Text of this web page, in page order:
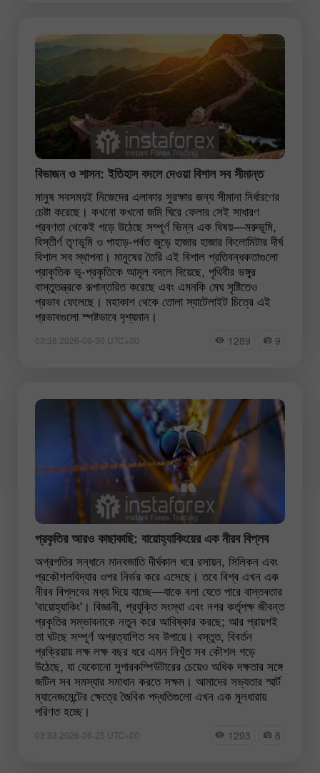
বিভাজন ও শাসন: ইতিহাস বদলে দেওয়া বিশাল সব সীমান্ত
মানুষ সবসময়ই নিজেদের এলাকার সুরক্ষার জন্য সীমানা নির্ধারণের
চেষ্টা করেছে। কখনো কখনো জমি ঘিরে ফেলার সেই সাধারণ
প্রবণতা থেকেই গড়ে উঠেছে সম্পূর্ণ ভিন্ন এক বিষয়—মরুভূমি,
বিস্তীর্ণ তৃণভূমি ও পাহাড়-পর্বত জুড়ে হাজার হাজার কিলোমিটার দীর্ঘ
বিশাল সব স্থাপনা। মানুষের তৈরি এই বিশাল প্রতিবন্ধকতাগুলো
প্রাকৃতিক ভূ-প্রকৃতিকে আমূল বদলে দিয়েছে, পৃথিবীর ভঙ্গুর
বাস্তুতন্ত্রকে রূপান্তরিত করেছে এবং এমনকি মেঘ সৃষ্টিতেও
প্রভাব ফেলেছে। মহাকাশ থেকে তোলা স্যাটেলাইট চিত্রে এই
প্রভাবগুলো স্পষ্টভাবে দৃশ্যমান।
03:38 2026-06-30 UTC+00 1289 9
প্রকৃতির আরও কাছাকাছি: বায়োহ্যাকিংয়ের এক নীরব বিপ্লব
অগ্রগতির সন্ধানে মানবজাতি দীর্ঘকাল ধরে রসায়ন, সিলিকন এবং
প্রকৌশলবিদ্যার ওপর নির্ভর করে এসেছে। তবে বিশ্ব এখন এক
নীরব বিপ্লবের মধ্য দিয়ে যাচ্ছে—যাকে বলা যেতে পারে বাস্তবতার
'বায়োহ্যাকিং'। বিজ্ঞানী, প্রযুক্তি সংস্থা এবং নগর কর্তৃপক্ষ জীবন্ত
প্রকৃতির সম্ভাবনাকে নতুন করে আবিষ্কার করছে; আর প্রায়শই
তা ঘটছে সম্পূর্ণ অপ্রত্যাশিত সব উপায়ে। বস্তুত, বিবর্তন
প্রক্রিয়ায় লক্ষ লক্ষ বছর ধরে এমন নিখুঁত সব কৌশল গড়ে
উঠেছে, যা যেকোনো সুপারকম্পিউটারের চেয়েও অধিক দক্ষতার সঙ্গে
জটিল সব সমস্যার সমাধান করতে সক্ষম। আমাদের সভ্যতার স্মার্ট
ম্যানেজমেন্টের ক্ষেত্রে জৈবিক পদ্ধতিগুলো এখন এক মূলধারায়
পরিণত হচ্ছে।
03:33 2026-06-25 UTC+00 1293 8